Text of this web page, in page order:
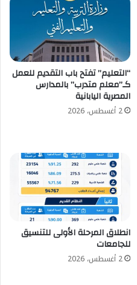
“التعليم” تفتح باب التقديم للعمل
كـ”معلم متدرب” بالمدارس
المصرية اليابانية
2 أغسطس، 2026
انطلاق المرحلة الأولى للتنسيق
للجامعات
2 أغسطس، 2026